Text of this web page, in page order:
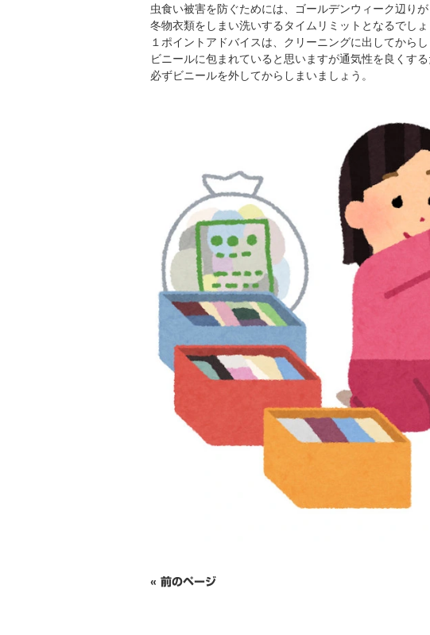
虫食い被害を防ぐためには、ゴールデンウィーク辺りが
冬物衣類をしまい洗いするタイムリミットとなるでしょ
１ポイントアドバイスは、クリーニングに出してからし
ビニールに包まれていると思いますが通気性を良くする
必ずビニールを外してからしまいましょう。
« 前のページ